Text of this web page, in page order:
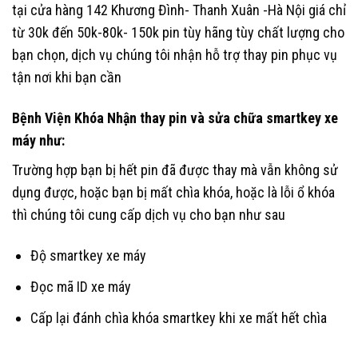
tại cửa hàng 142 Khương Đình- Thanh Xuân -Hà Nội giá chỉ
từ 30k đến 50k-80k- 150k pin tùy hãng tùy chất lượng cho
bạn chọn, dịch vụ chúng tôi nhận hỗ trợ thay pin phục vụ
tận nơi khi bạn cần
Bệnh Viện Khóa Nhận thay pin và sửa chữa smartkey xe
máy như:
Trường hợp bạn bị hết pin đã được thay mà vẫn không sử
dụng được, hoặc bạn bị mất chìa khóa, hoặc là lỗi ổ khóa
thì chúng tôi cung cấp dịch vụ cho bạn như sau
Độ smartkey xe máy
Đọc mã ID xe máy
Cấp lại đánh chìa khóa smartkey khi xe mất hết chìa